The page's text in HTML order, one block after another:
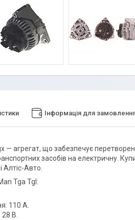
Інформація для
— агрегат, що забезпечує
засобів на електричну.
Алтіс-Авто.
Tga Tgl:
110 А.
В.